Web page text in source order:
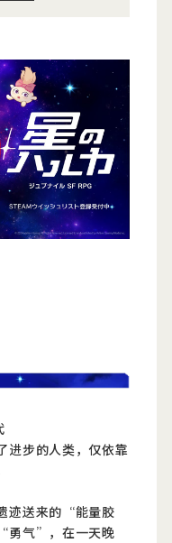
进步的人类，仅依靠
迹送来的“能量胶
勇气”，在一天晚